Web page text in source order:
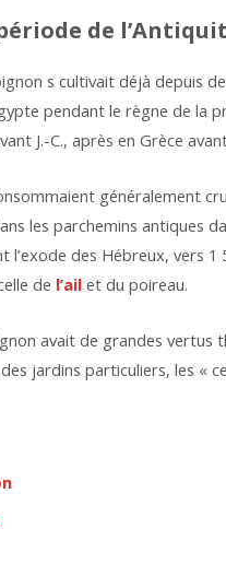
de
s cultivait déjà depuis
pendant le règne de la
J.-C., après en Grèce
généralement
les parchemins antiques
l’exode des Hébreux, vers
de l’ailet du poireau.
avait de grandes vertus
jardins particuliers, les «